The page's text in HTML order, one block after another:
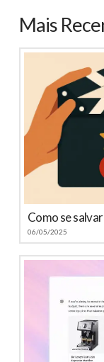
Mais
Como se
06/05/2025